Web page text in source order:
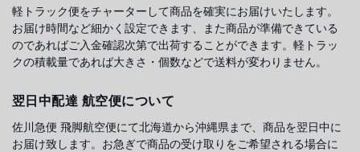
軽トラック便をチャーターして商品を確実にお届けいたします。
お届け時間など細かく設定できます、また商品が準備できている
のであればご入金確認次第で出荷することができます。軽トラッ
クの積載量であれば大きさ・個数などで送料が変わりません。
翌日中配達 航空便について
佐川急便 飛脚航空便にて北海道から沖縄県まで、商品を翌日中に
お届け致します。お急ぎで商品の受け取りをご希望される場合に